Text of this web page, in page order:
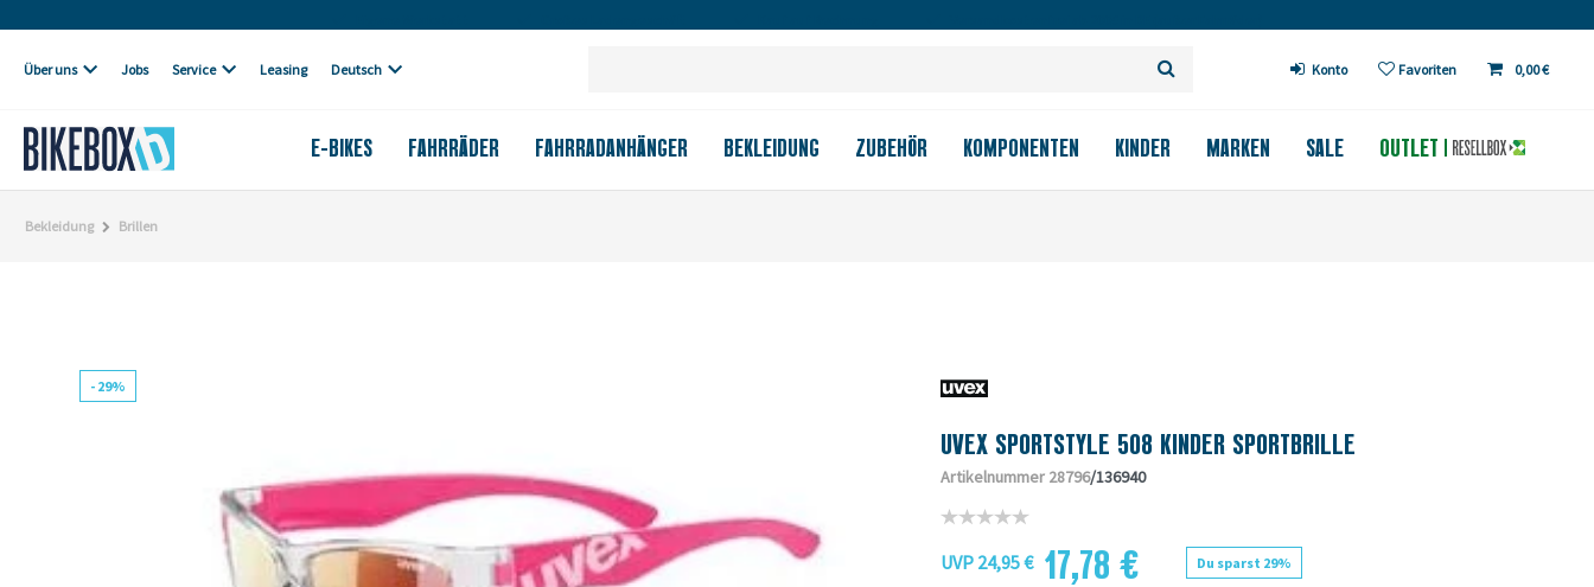
Über uns Jobs Service Leasing Deutsch Konto Favoriten 0,00 €
E-BIKES FAHRRÄDER BEKLEIDUNG ZUBEHÖR KOMPONENTEN KINDER
FAHRRADANHÄNGER MARKEN SALE OUTLET
Bekleidung Brillen
- 29%
UVEX SPORTSTYLE 508 KINDER SPORTBRILLE
Artikelnummer 28796/136940
UVP 24,95 € 17,78 € Du sparst 29%